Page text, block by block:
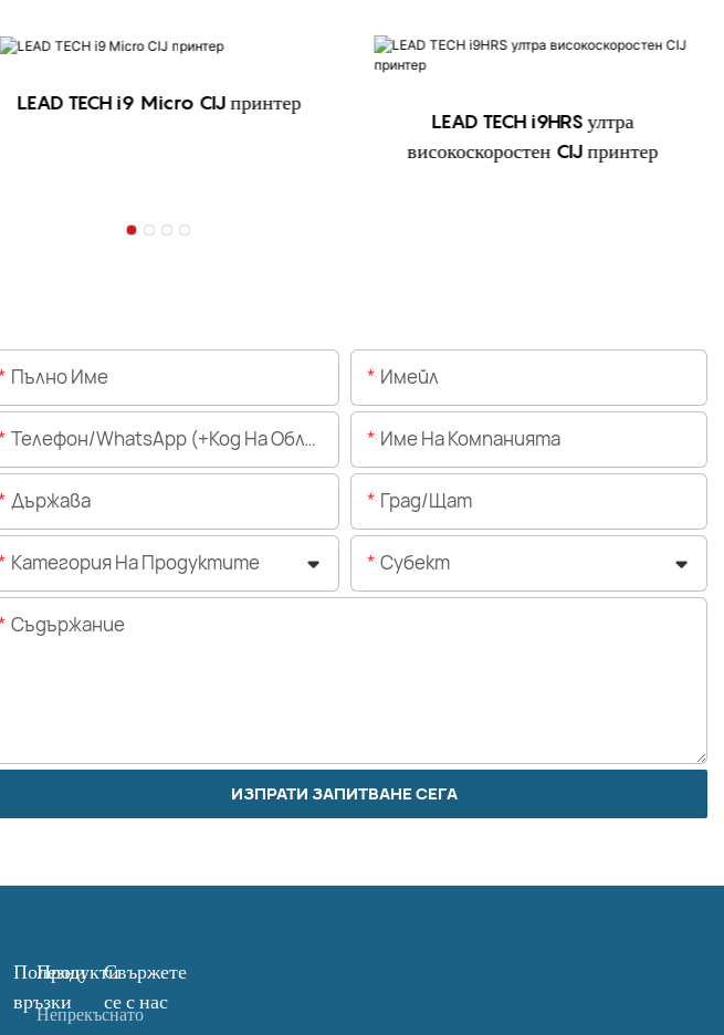
LEAD TECH i9 Micro CIJ принтер
LEAD TECH i9HRS ултра
високоскоростен CIJ принтер
Пълно Име Имейл
Телефон/WhatsApp (+Код На Областта) Име На Компанията
Държава Град/щат
Категория На Продуктите Субект
Съдържание
ИЗПРАТИ ЗАПИТВАНЕ СЕГА
Полезни
връзки
Продукти
Непрекъснато
Свържете
се с нас